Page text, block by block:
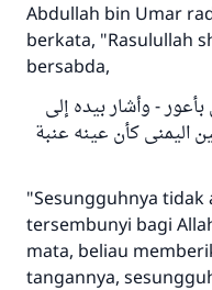
Abdullah bin Umar
berkata, "Rasulullah
bersabda,
- وأشار بيده إلى
اليمنى كأن عينه عنبة
"Sesungguhnya tidak
tersembunyi bagi
mata, beliau
tangannya,